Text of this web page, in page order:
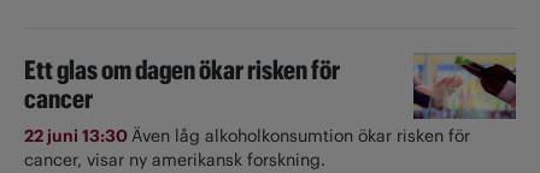
Ett glas om dagen ökar risken för
cancer
22 juni 13:30Även låg alkoholkonsumtion ökar risken för
cancer, visar ny amerikansk forskning.